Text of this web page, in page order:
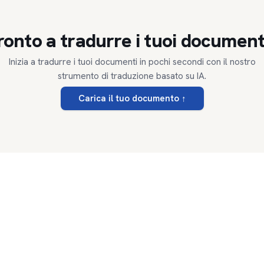
a tradurre i tuoi
Inizia a tradurre i tuoi documenti in pochi secondi con il nostro
strumento di traduzione basato su IA.
Carica il tuo documento↑